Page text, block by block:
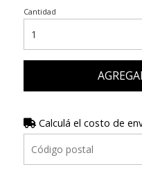
Cantidad
Calculá el costo de